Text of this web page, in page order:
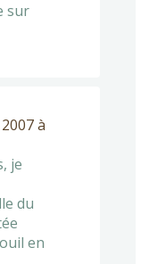
sur
à
je
du
en